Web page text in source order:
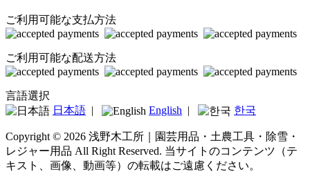
ご利用可能な支払方法
ご利用可能な配送方法
言語選択
日本語 | English | 한국
Copyright © 2026 浅野木工所｜園芸用品・土農工具・除雪・
レジャー用品 All Right Reserved. 当サイトのコンテンツ（テ
キスト、画像、動画等）の転載はご遠慮ください。